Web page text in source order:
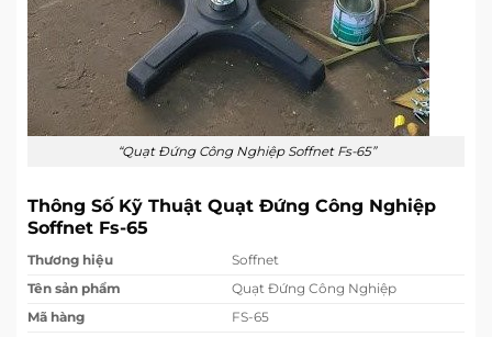
“Quạt Đứng Công Nghiệp Soffnet Fs-65”
Thông Số Kỹ Thuật Quạt Đứng Công Nghiệp
Soffnet Fs-65
Thương hiệu
Soffnet
Tên sản phẩm
Quạt Đứng Công Nghiệp
Mã hàng
FS-65